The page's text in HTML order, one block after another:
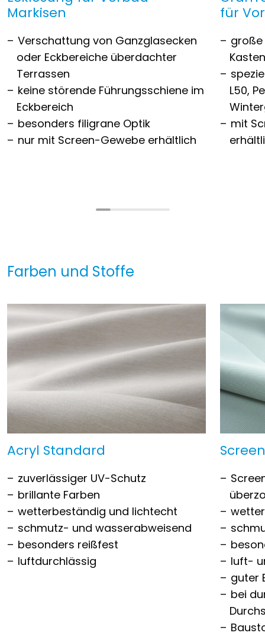
Markisen
Verschattung von Ganzglasecken
oder Eckbereiche überdachter
Terrassen
keine störende Führungsschiene im
Eckbereich
besonders filigrane Optik
nur mit Screen-Gewebe erhältlich
für
große
L50,
mit
Farben und Stoffe
Acryl Standard
zuverlässiger UV-Schutz
brillante Farben
wetterbeständig und lichtecht
schmutz- und wasserabweisend
besonders reißfest
luftdurchlässig
luft-
guter
bei